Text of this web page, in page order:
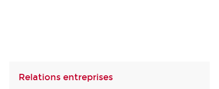
Relations entreprises